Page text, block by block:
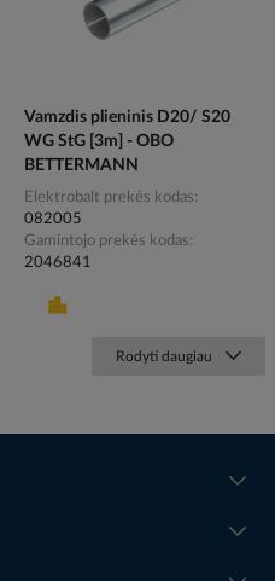
Vamzdis plieninis D20/ S20
WG StG [3m] - OBO
BETTERMANN
Elektrobalt prekės kodas
082005
Gamintojo prekės kodas
2046841
Rodyti daugiau